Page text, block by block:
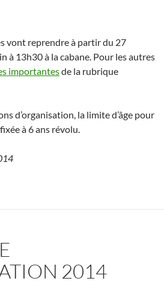
vont reprendre à partir du 27
à 13h30 à la cabane. Pour les autres
importantesde la rubrique
d’organisation, la limite d’âge pour
à 6 ans révolu.
2014